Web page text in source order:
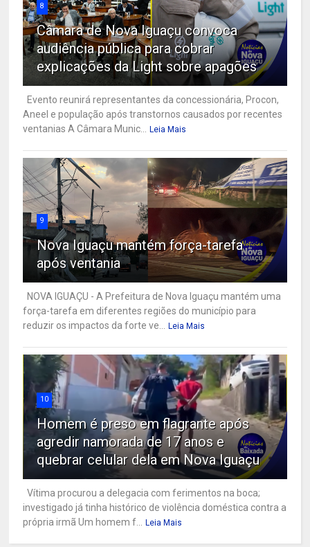
8
Câmara de Nova Iguaçu convoca
audiência pública para cobrar
explicações da Light sobre apagões
Evento reunirá representantes da concessionária, Procon,
Aneel e população após transtornos causados por recentes
ventanias A Câmara Munic...
Leia Mais
9
Nova Iguaçu mantém força-tarefa
após ventania
NOVA IGUAÇU - A Prefeitura de Nova Iguaçu mantém uma
força-tarefa em diferentes regiões do município para
reduzir os impactos da forte ve...
Leia Mais
10
Homem é preso em flagrante após
agredir namorada de 17 anos e
quebrar celular dela em Nova Iguaçu
Vítima procurou a delegacia com ferimentos na boca;
investigado já tinha histórico de violência doméstica contra a
própria irmã Um homem f...
Leia Mais